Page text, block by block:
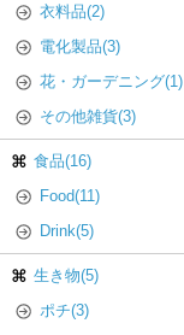
衣料品(2)
電化製品(3)
花・ガーデニング(1)
その他雑貨(3)
食品(16)
Food(11)
Drink(5)
生き物(5)
ポチ(3)